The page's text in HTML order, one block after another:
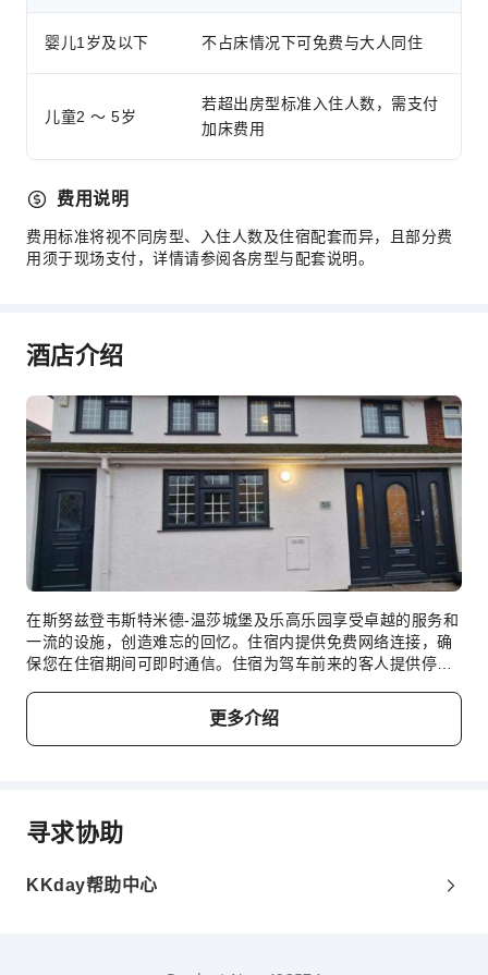
婴儿1岁及以下 不占床情况下可免费与大人同住
儿童2 ～ 5岁
若超出房型标准入住人数，需支付
加床费用
费用说明
费用标准将视不同房型、入住人数及住宿配套而异，且部分费
用须于现场支付，详情请参阅各房型与配套说明。
酒店介绍
在斯努兹登韦斯特米德-温莎城堡及乐高乐园享受卓越的服务和
一流的设施，创造难忘的回忆。住宿内提供免费网络连接，确
保您在住宿期间可即时通信。住宿为驾车前来的客人提供停车
烟。 为了确保您获得最大程度的放松，客房采用了温馨的设
计，并配备了所有基本必需品，为您营造愉快的入住体验。 为
了提升住宿体验，部分客房提供空调或寝具用品，以提升您的
饮料。住宿了解浴室设施对于提高客人满意度的重要性，因此
在部分特定客房内提供浴袍、毛巾或吹风机。
更多介绍
寻求协助
KKday帮助中心